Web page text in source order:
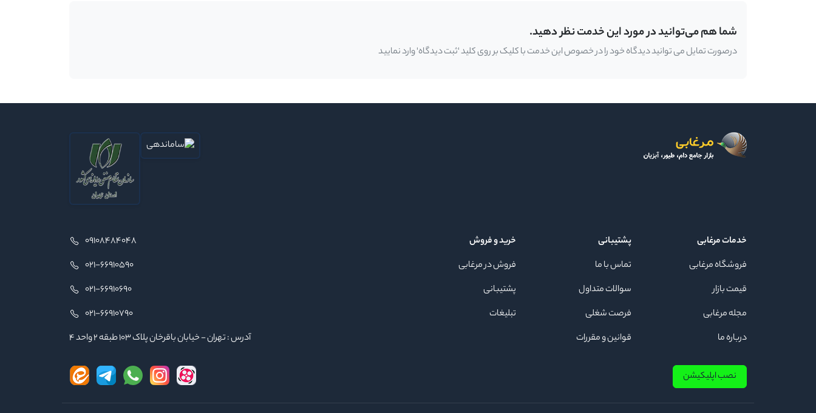
شما هم می‌توانید در مورد این خدمت نظر دهید.
درصورت تمایل می توانید دیدگاه خود را در خصوص این خدمت با کلیک بر روی کلید 'ثبت دیدگاه' وارد نمایید
خدمات مرغابی
فروشگاه مرغابی
قیمت بازار
مجله مرغابی
درباره ما
پشتیبانی
تماس با ما
سوالات متداول
فرصت شغلی
قوانین و مقررات
خرید و فروش
فروش در مرغابی
پشتیبانی
تبلیغات
09108484048
021-66910590
021-66910690
021-66910790
آدرس : تهران - خیابان باقرخان پلاک ۱۰۳ طبقه ۲ واحد ۴
نصب اپلیکیشن